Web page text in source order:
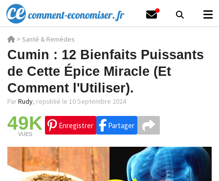
> Santé & Remèdes
Cumin : 12 Bienfaits Puissants
de Cette Épice Miracle (Et
Comment l'Utiliser).
ParRudy, republié le 10 Septembre 2024
49K
VUES
Enregistrer Partager